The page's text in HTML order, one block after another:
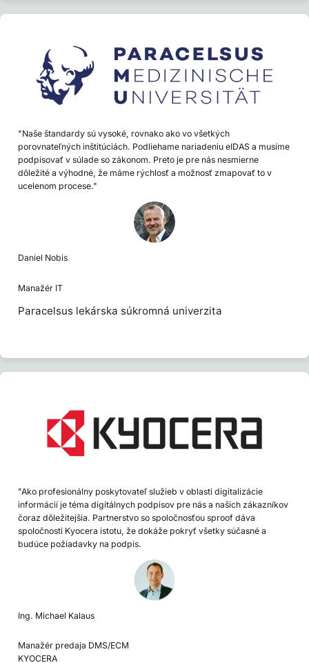
"Naše štandardy sú vysoké, rovnako ako vo všetkých
porovnateľných inštitúciách. Podliehame nariadeniu eIDAS a musíme
podpisovať v súlade so zákonom. Preto je pre nás nesmierne
dôležité a výhodné, že máme rýchlosť a možnosť zmapovať to v
ucelenom procese."
Daniel Nobis
Manažér IT
Paracelsus lekárska súkromná univerzita
"Ako profesionálny poskytovateľ služieb v oblasti digitalizácie
informácií je téma digitálnych podpisov pre nás a našich zákazníkov
čoraz dôležitejšia. Partnerstvo so spoločnosťou sproof dáva
spoločnosti Kyocera istotu, že dokáže pokryť všetky súčasné a
budúce požiadavky na podpis.
Ing. Michael Kalaus
Manažér predaja DMS/ECM
KYOCERA